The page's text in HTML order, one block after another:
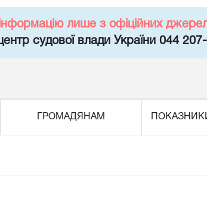
лише з офіційних
судової влади України 044
ГРОМАДЯНАМ